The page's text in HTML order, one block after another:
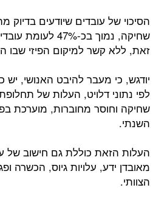
הסיכוי של עובדים שיודעים בדיוק
שחיקה, נמוך בכ-47%
זאת, ללא קשר למיקום הפיזי שבו
יודגש, כי מעבר להיבט האנושי, יש
לפי נתוני דלויט, העלות של
השנתי.
העלות הזאת כוללת גם חישוב של
מאובדן ידע, עלויות גיוס, הכשרה
הצוותי.